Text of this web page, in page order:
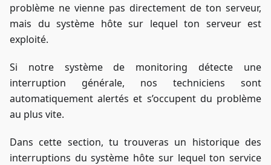
problème ne vienne pas directement de ton serveur,
mais du système hôte sur lequel ton serveur est
exploité.
Si notre système de monitoring détecte une
interruption générale, nos techniciens sont
automatiquement alertés et s’occupent du problème
au plus vite.
Dans cette section, tu trouveras un historique des
interruptions du système hôte sur lequel ton service